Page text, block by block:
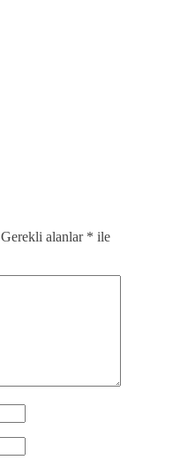
Gerekli alanlar * ile